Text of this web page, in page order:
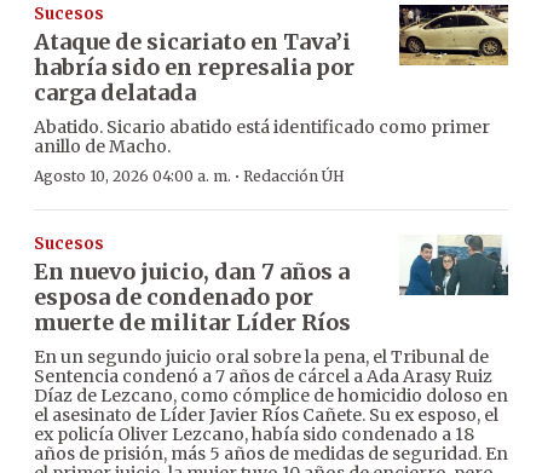
Sucesos
Ataque de sicariato en Tava’i
habría sido en represalia por
carga delatada
Abatido. Sicario abatido está identificado como primer
anillo de Macho.
Agosto 10, 2026 04:00 a. m. · Redacción ÚH
Sucesos
En nuevo juicio, dan 7 años a
esposa de condenado por
muerte de militar Líder Ríos
En un segundo juicio oral sobre la pena, el Tribunal de
Sentencia condenó a 7 años de cárcel a Ada Arasy Ruiz
Díaz de Lezcano, como cómplice de homicidio doloso en
el asesinato de Líder Javier Ríos Cañete. Su ex esposo, el
ex policía Oliver Lezcano, había sido condenado a 18
años de prisión, más 5 años de medidas de seguridad. En